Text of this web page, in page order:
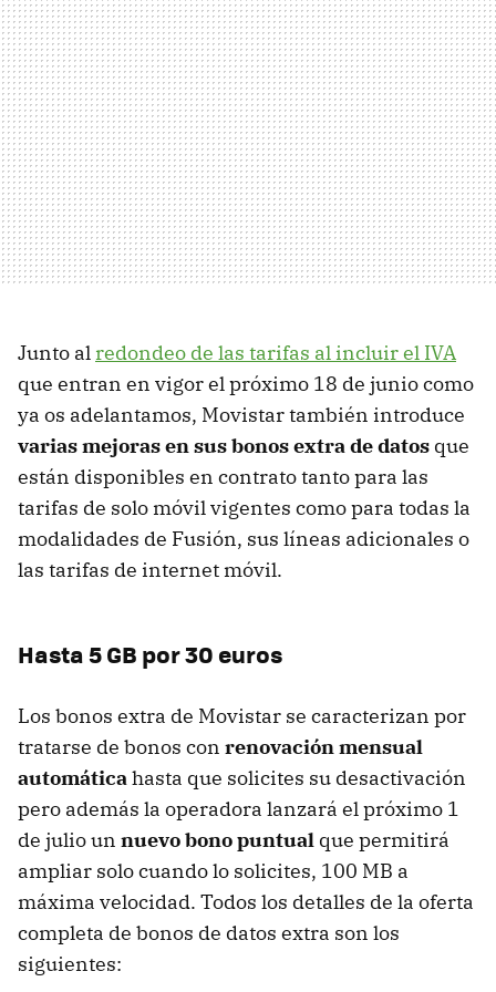
Junto al redondeo de las tarifas al incluir el IVA
que entran en vigor el próximo 18 de junio como
ya os adelantamos, Movistar también introduce
varias mejoras en sus bonos extra de datos que
están disponibles en contrato tanto para las
tarifas de solo móvil vigentes como para todas la
modalidades de Fusión, sus líneas adicionales o
las tarifas de internet móvil.
Hasta 5 GB por 30 euros
Los bonos extra de Movistar se caracterizan por
tratarse de bonos con renovación mensual
automáticahasta que solicites su desactivación
pero además la operadora lanzará el próximo 1
de julio un nuevo bono puntual que permitirá
ampliar solo cuando lo solicites, 100 MB a
máxima velocidad. Todos los detalles de la oferta
completa de bonos de datos extra son los
siguientes: